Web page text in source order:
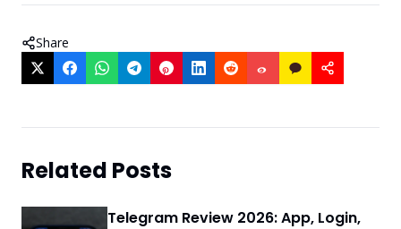
Share
Related Posts
Telegram Review 2026: App, Login,